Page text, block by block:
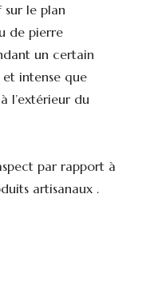
le plan
de pierre
un certain
intense que
l’extérieur du
par rapport à
artisanaux .